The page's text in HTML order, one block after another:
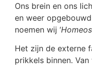
Ons brein en ons
en weer
noemen wij ‘
Het zijn de externe
prikkels binnen.